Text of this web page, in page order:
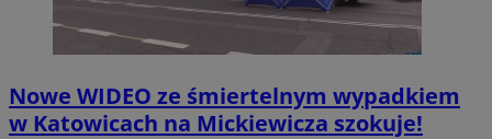
Nowe WIDEO ze śmiertelnym wypadkiem
w Katowicach na Mickiewicza szokuje!